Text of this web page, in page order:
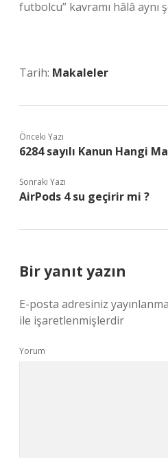
futbolcu” kavramı hâlâ aynı
Tarih: Makaleler
Önceki Yazı
6284 sayılı Kanun Hangi
Sonraki Yazı
AirPods 4 su geçirir mi ?
Bir yanıt yazın
E-posta adresiniz
ile işaretlenmişlerdir
Yorum